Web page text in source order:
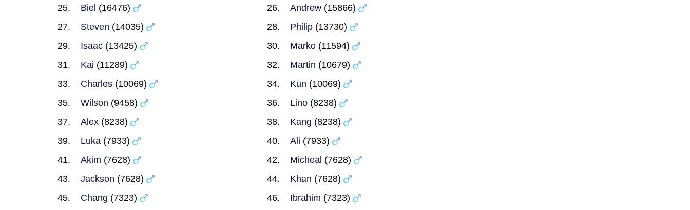
Biel (16476) Andrew(15866)
Steven (14035) Philip(13730)
Isaac (13425) Marko(11594)
Kai (11289) Martin (10679)
Charles (10069) Kun (10069)
Wilson (9458) Lino(8238)
Alex (8238) Kang (8238)
Luka (7933) Ali (7933)
Akim (7628) Micheal (7628)
Jackson (7628) Khan (7628)
Chang (7323) Ibrahim (7323)